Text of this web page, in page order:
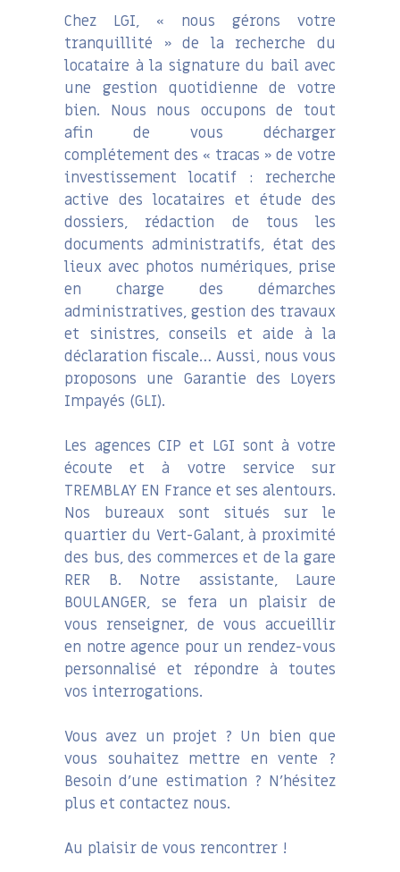
Chez LGI, « nous gérons votre
tranquillité » de la recherche du
locataire à la signature du bail avec
une gestion quotidienne de votre
bien. Nous nous occupons de tout
afin de vous décharger
complétement des « tracas » de votre
investissement locatif : recherche
active des locataires et étude des
dossiers, rédaction de tous les
documents administratifs, état des
lieux avec photos numériques, prise
en charge des démarches
administratives, gestion des travaux
et sinistres, conseils et aide à la
déclaration fiscale… Aussi, nous vous
proposons une Garantie des Loyers
Impayés (GLI).
Les agences CIP et LGI sont à votre
écoute et à votre service sur
TREMBLAY EN France et ses alentours.
Nos bureaux sont situés sur le
quartier du Vert-Galant, à proximité
des bus, des commerces et de la gare
RER B. Notre assistante, Laure
BOULANGER, se fera un plaisir de
vous renseigner, de vous accueillir
en notre agence pour un rendez-vous
personnalisé et répondre à toutes
vos interrogations.
Vous avez un projet ? Un bien que
vous souhaitez mettre en vente ?
Besoin d’une estimation ? N’hésitez
plus et contactez nous.
Au plaisir de vous rencontrer !